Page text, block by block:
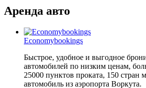
Аренда авто
Economybookings
Быстрое, удобное и выгодное
автомобилей по низким ценам,
25000 пунктов проката, 150 стран
автомобиль из аэропорта Воркута.